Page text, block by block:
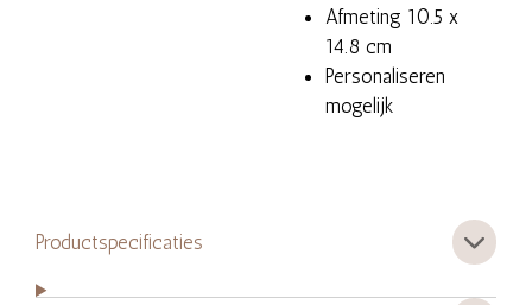
Afmeting 10.5 x
14.8 cm
Personaliseren
mogelijk
Productspecificaties